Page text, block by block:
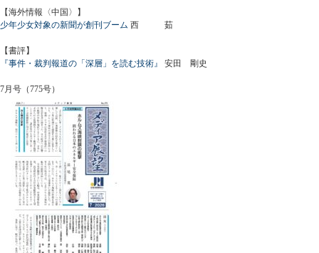
【海外情報〈中国〉】
少年少女対象の新聞が創刊ブーム 西 茹
【書評】
『事件・裁判報道の「深層」を読む技術』
安田 剛史
7月号（775号）